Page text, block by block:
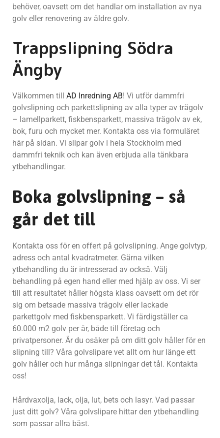
behöver, oavsett om det handlar om installation av nya
golv eller renovering av äldre golv.
Trappslipning Södra
Ängby
Välkommen till AD Inredning AB! Vi utför dammfri
golvslipning och parkettslipning av alla typer av trägolv
– lamellparkett, fiskbensparkett, massiva trägolv av ek,
bok, furu och mycket mer. Kontakta oss via formuläret
här på sidan. Vi slipar golv i hela Stockholm med
dammfri teknik och kan även erbjuda alla tänkbara
ytbehandlingar.
Boka golvslipning – så
går det till
Kontakta oss för en offert på golvslipning. Ange golvtyp,
adress och antal kvadratmeter. Gärna vilken
ytbehandling du är intresserad av också. Välj
behandling på egen hand eller med hjälp av oss. Vi ser
till att resultatet håller högsta klass oavsett om det rör
sig om betsade massiva trägolv eller lackade
parkettgolv med fiskbensparkett. Vi färdigställer ca
60.000 m2 golv per år, både till företag och
privatpersoner. Är du osäker på om ditt golv håller för en
slipning till? Våra golvslipare vet allt om hur länge ett
golv håller och hur många slipningar det tål. Kontakta
oss!
Hårdvaxolja, lack, olja, lut, bets och lasyr. Vad passar
just ditt golv? Våra golvslipare hittar den ytbehandling
som passar allra bäst.